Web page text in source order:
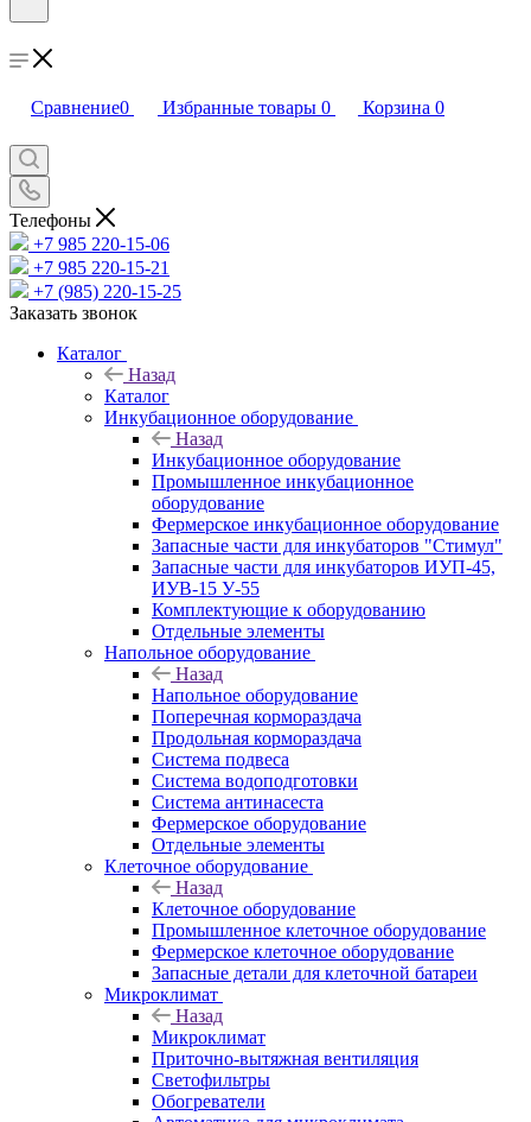
Сравнение0 Избранные товары 0 Корзина 0
Телефоны
+7 985 220-15-06
+7 985 220-15-21
+7 (985) 220-15-25
Заказать звонок
Каталог
Назад
Каталог
Инкубационное оборудование
Назад
Инкубационное оборудование
Промышленное инкубационное
оборудование
Фермерское инкубационное оборудование
Запасные части для инкубаторов "Стимул"
Запасные части для инкубаторов ИУП-45,
ИУВ-15 У-55
Комплектующие к оборудованию
Отдельные элементы
Напольное оборудование
Назад
Напольное оборудование
Поперечная кормораздача
Продольная кормораздача
Система подвеса
Система водоподготовки
Система антинасеста
Фермерское оборудование
Отдельные элементы
Клеточное оборудование
Назад
Клеточное оборудование
Промышленное клеточное оборудование
Фермерское клеточное оборудование
Запасные детали для клеточной батареи
Микроклимат
Назад
Микроклимат
Приточно-вытяжная вентиляция
Светофильтры
Обогреватели